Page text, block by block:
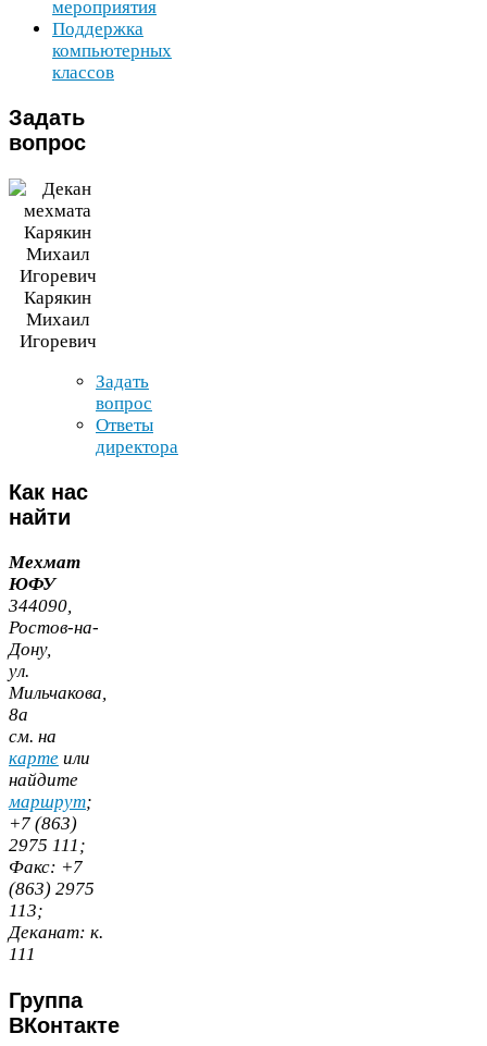
мероприятия
Поддержка
компьютерных
классов
Задать
вопрос
Карякин
Михаил
Игоревич
Задать
вопрос
Ответы
директора
Как нас
найти
Мехмат
ЮФУ
344090,
Ростов-​на-​
Дону,
ул.
Мильчакова,
8а
cм. на
карте или
найдите
маршрут;
+7 (863)
2975 111;
Факс: +7
(863) 2975
113;
Деканат: к.
111
Группа
ВКонтакте